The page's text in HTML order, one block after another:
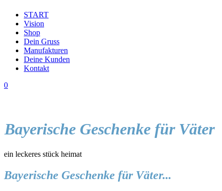
START
Vision
Shop
Dein Gruss
Manufakturen
Deine Kunden
Kontakt
0
Bayerische Geschenke für Väter
ein leckeres stück heimat
Bayerische Geschenke für Väter...